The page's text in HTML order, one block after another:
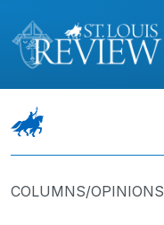
COLUMNS/OPINIONS